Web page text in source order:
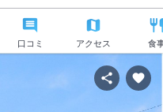
口コミ アクセス 食